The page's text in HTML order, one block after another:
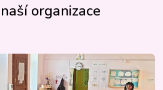
organizace